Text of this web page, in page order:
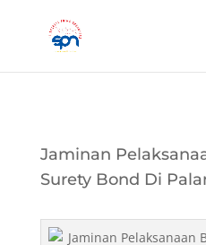
Jaminan
Surety Bond Di